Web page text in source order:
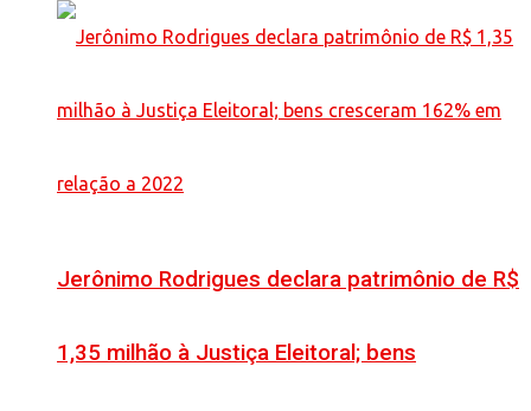
Jerônimo Rodrigues declara patrimônio de R$
1,35 milhão à Justiça Eleitoral; bens